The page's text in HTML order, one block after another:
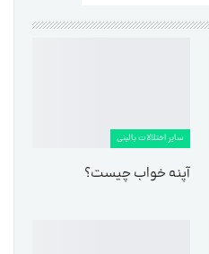
سایر اختلالات بالینی
آپنه خواب چیست؟